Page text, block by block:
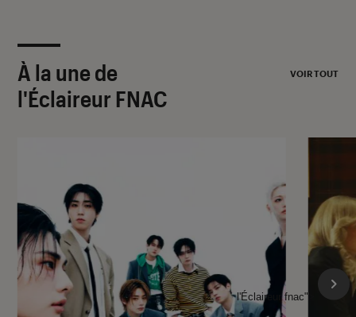
À la une de
l'Éclaireur FNAC
VOIR TOUT
l'Éclaireur fnac">